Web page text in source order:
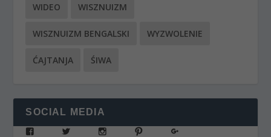
WIDEO WISZNUIZM
WISZNUIZM BENGALSKI WYZWOLENIE
ĆAJTANJA ŚIWA
SOCIAL MEDIA